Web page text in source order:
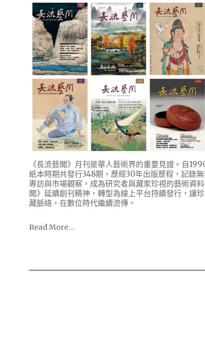
《長流藝聞》月刊是華人藝術界的重要見證。自
紙本時期共發行348期，歷經30年出版歷程，記錄
專訪與市場觀察，成為研究者與藏家珍視的藝術資
聞》延續創刊精神，轉型為線上平台持續發行，讓
藏脈絡，在數位時代繼續流傳。
Read More…